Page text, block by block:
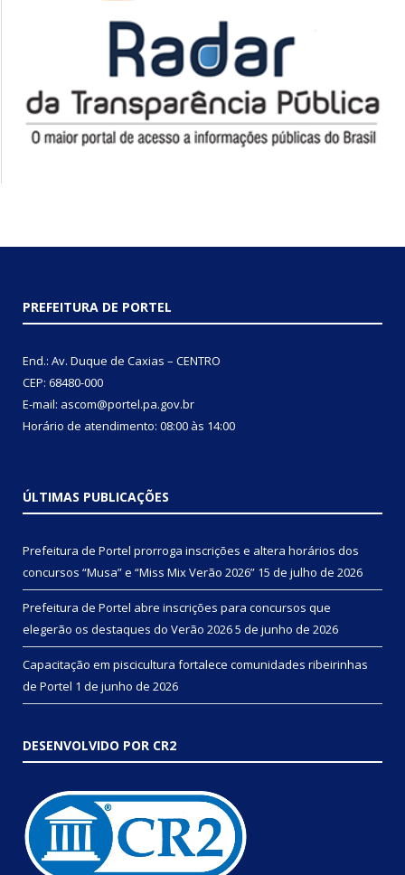
PREFEITURA DE PORTEL
End.: Av. Duque de Caxias – CENTRO
CEP: 68480-000
E-mail: ascom@portel.pa.gov.br
Horário de atendimento: 08:00 às 14:00
ÚLTIMAS PUBLICAÇÕES
Prefeitura de Portel prorroga inscrições e altera horários dos
concursos “Musa” e “Miss Mix Verão 2026” 15 de julho de 2026
Prefeitura de Portel abre inscrições para concursos que
elegerão os destaques do Verão 20265 de junho de 2026
Capacitação em piscicultura fortalece comunidades ribeirinhas
de Portel 1 de junho de 2026
DESENVOLVIDO POR CR2